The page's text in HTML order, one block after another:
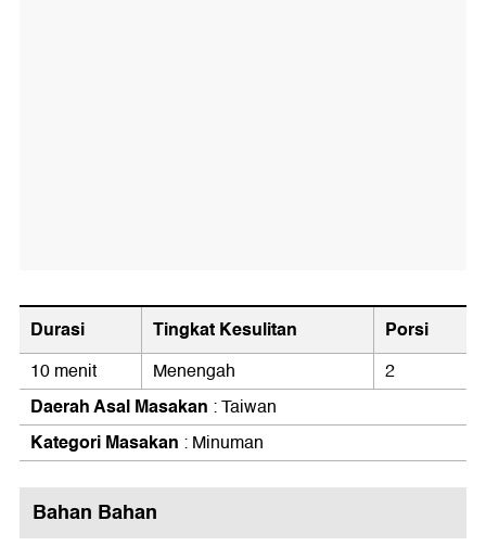
Durasi Tingkat Kesulitan Porsi
10 menit Menengah 2
Daerah Asal Masakan : Taiwan
Kategori Masakan : Minuman
Bahan Bahan